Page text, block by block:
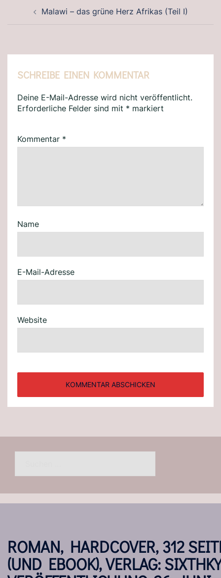
Malawi – das grüne Herz Afrikas (Teil I)
SCHREIBE EINEN KOMMENTAR
Deine E-Mail-Adresse wird nicht veröffentlicht.
Erforderliche Felder sind mit * markiert
Kommentar *
Name
E-Mail-Adresse
Website
ROMAN, HARDCOVER, 312
(UND EBOOK), VERLAG: